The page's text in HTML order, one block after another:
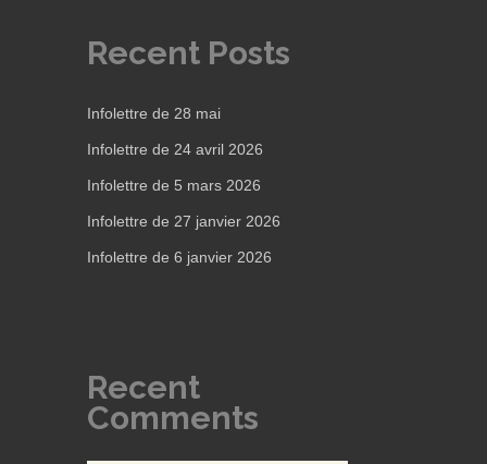
Recent Posts
Infolettre de 28 mai
Infolettre de 24 avril 2026
Infolettre de 5 mars 2026
Infolettre de 27 janvier 2026
Infolettre de 6 janvier 2026
Recent
Comments